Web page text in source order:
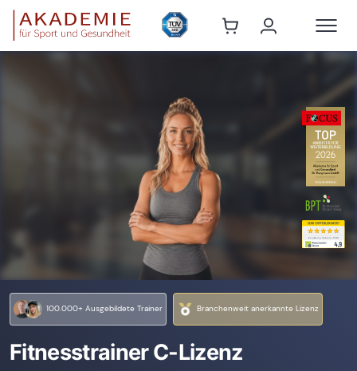
100.000+ Ausgebildete Trainer Branchenweit anerkannte Lizenz
Fitnesstrainer C-Lizenz